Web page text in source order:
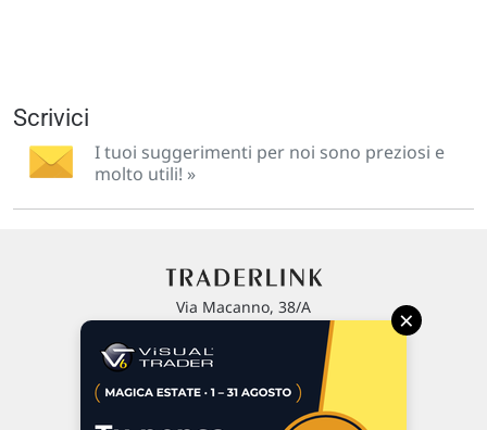
Scrivici
I tuoi suggerimenti per noi sono preziosi e
molto utili! »
Via Macanno, 38/A
P.IVA 02 452 460 401
×